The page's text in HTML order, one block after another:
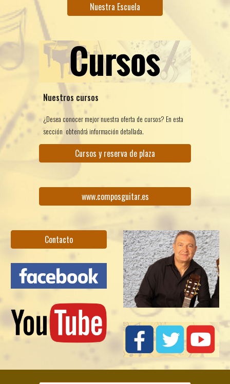
Nuestra Escuela
Nuestros cursos
¿Desea conocer mejor nuestra oferta de cursos? En esta
sección obtendrá información detallada.
Cursos y reserva de plaza
www.composguitar.es
Contacto